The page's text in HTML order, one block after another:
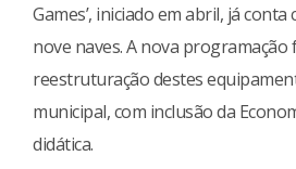
Games’, iniciado em abril, já
nove naves. A nova programação
reestruturação destes
municipal, com inclusão da
didática.